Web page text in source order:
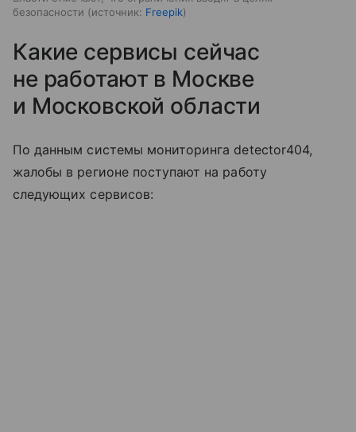
безопасности
источник: Freepik
Какие сервисы сейчас
не работают в Москве
и Московской области
По данным системы мониторинга detector404,
жалобы в регионе поступают на работу
следующих сервисов: